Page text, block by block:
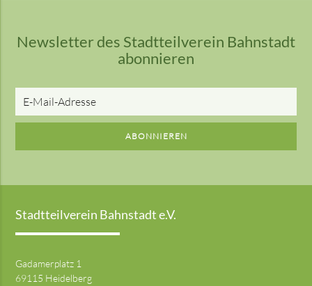
Newsletter des Stadtteilverein Bahnstadt
abonnieren
Adresse
ABONNIEREN
Stadtteilverein Bahnstadt e.V.
Gadamerplatz 1
69115 Heidelberg